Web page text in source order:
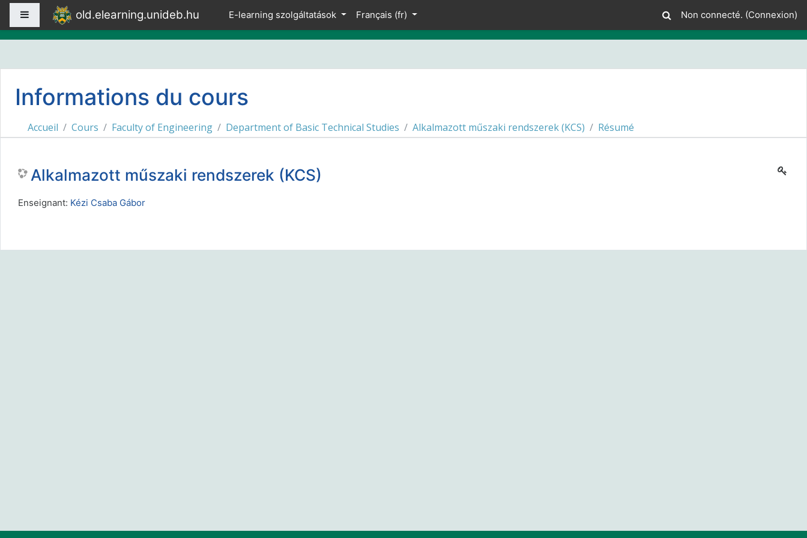
Passer au contenu principal
Panneau latéralold.elearning.unideb.hu E-learning szolgáltatások Français ‎(fr)‎ Non connecté. (Connexion)
Informations du cours
Accueil Cours Faculty of Engineering Department of Basic Technical Studies Alkalmazott műszaki rendszerek (KCS) Résumé
Alkalmazott műszaki rendszerek (KCS)
Enseignant: Kézi Csaba Gábor